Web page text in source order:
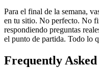
Para el final de la semana,
en tu sitio. No perfecto. No
respondiendo preguntas
el punto de partida. Todo lo
Frequently Asked